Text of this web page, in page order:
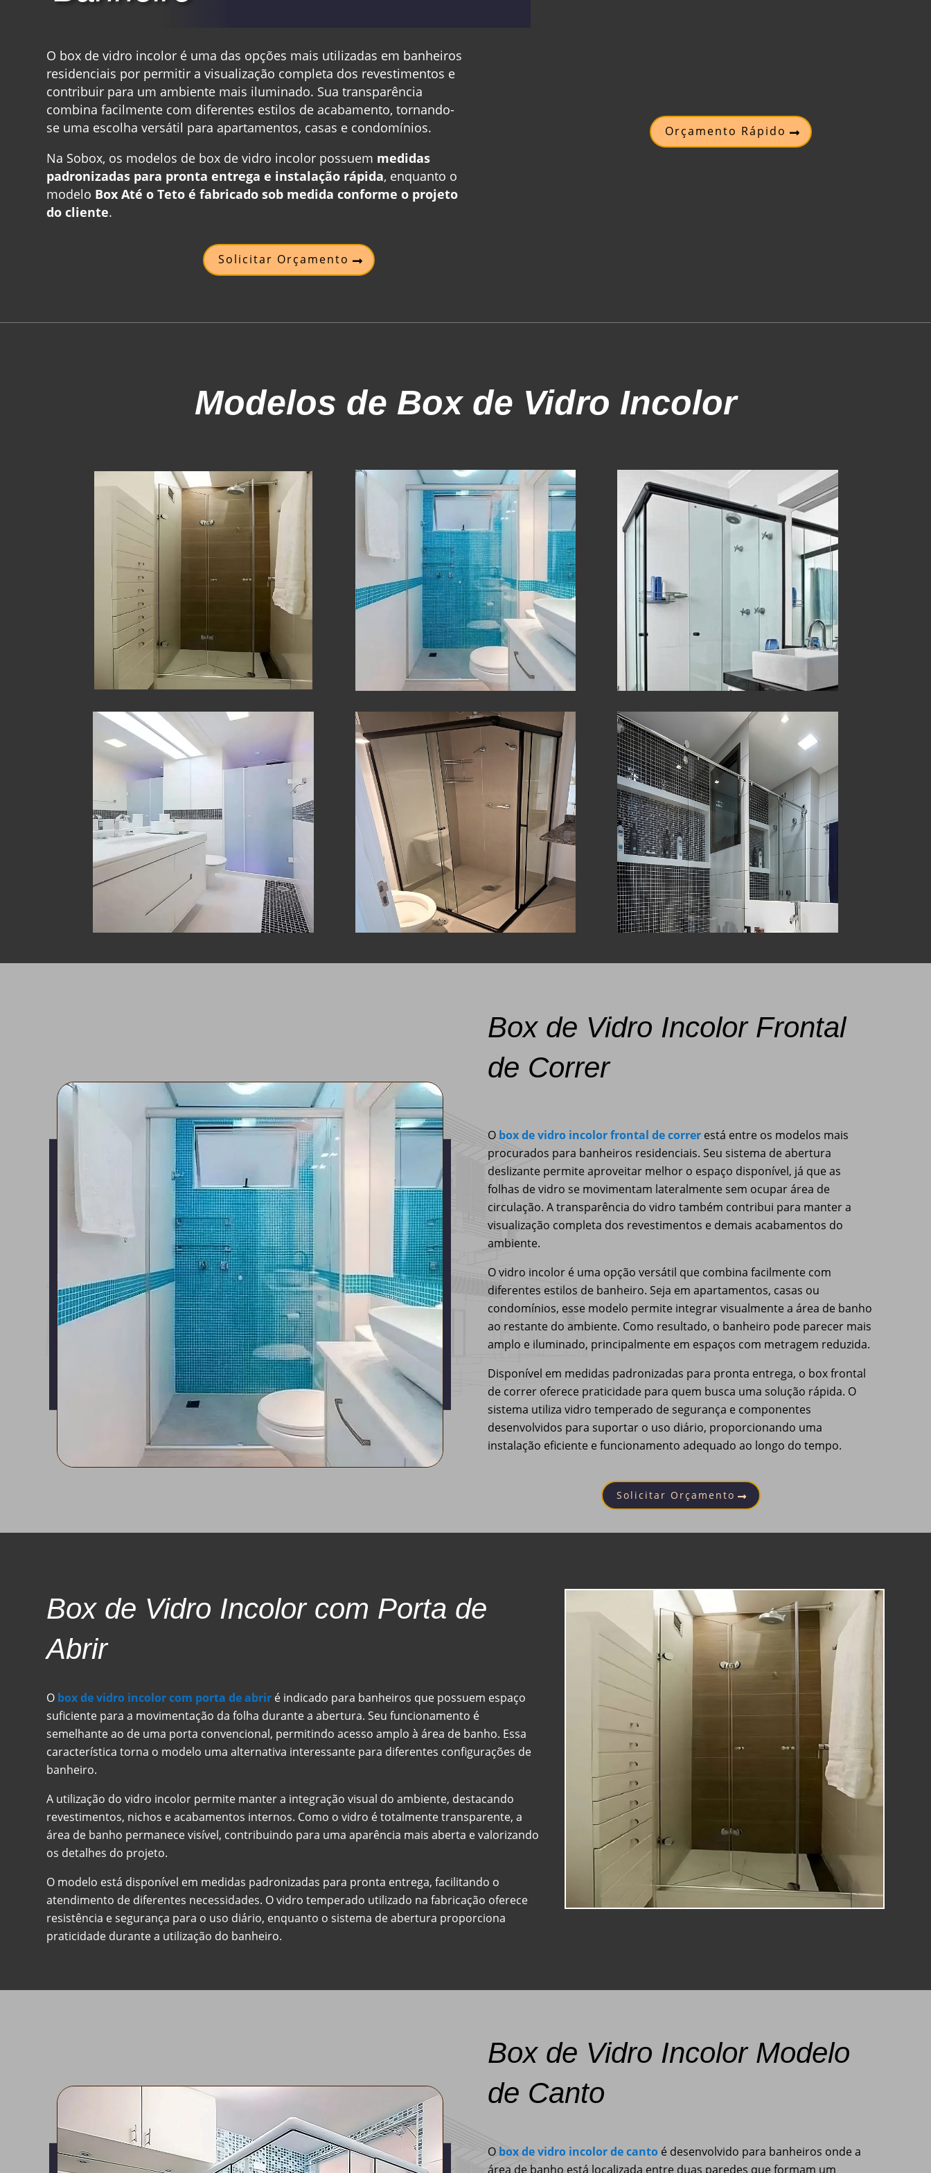
O box de vidro incolor é uma das opções mais utilizadas em banheiros
residenciais por permitir a visualização completa dos revestimentos e
contribuir para um ambiente mais iluminado. Sua transparência
combina facilmente com diferentes estilos de acabamento, tornando-
se uma escolha versátil para apartamentos, casas e condomínios.
Na Sobox, os modelos de box de vidro incolor possuem medidas
padronizadas para pronta entrega e instalação rápida, enquanto o
modelo Box Até o Teto é fabricado sob medida conforme o projeto
do cliente.
Solicitar Orçamento
Orçamento Rápido
Modelos de Box de Vidro Incolor
Box de Vidro Incolor Frontal
de Correr
O box de vidro incolor frontal de correr está entre os modelos mais
procurados para banheiros residenciais. Seu sistema de abertura
deslizante permite aproveitar melhor o espaço disponível, já que as
folhas de vidro se movimentam lateralmente sem ocupar área de
circulação. A transparência do vidro também contribui para manter a
visualização completa dos revestimentos e demais acabamentos do
ambiente.
O vidro incolor é uma opção versátil que combina facilmente com
diferentes estilos de banheiro. Seja em apartamentos, casas ou
condomínios, esse modelo permite integrar visualmente a área de banho
ao restante do ambiente. Como resultado, o banheiro pode parecer mais
amplo e iluminado, principalmente em espaços com metragem reduzida.
Disponível em medidas padronizadas para pronta entrega, o box frontal
de correr oferece praticidade para quem busca uma solução rápida. O
sistema utiliza vidro temperado de segurança e componentes
desenvolvidos para suportar o uso diário, proporcionando uma
instalação eficiente e funcionamento adequado ao longo do tempo.
Solicitar Orçamento
Box de Vidro Incolor com Porta de
Abrir
O box de vidro incolor com porta de abrir é indicado para banheiros que possuem espaço
suficiente para a movimentação da folha durante a abertura. Seu funcionamento é
semelhante ao de uma porta convencional, permitindo acesso amplo à área de banho. Essa
característica torna o modelo uma alternativa interessante para diferentes configurações de
banheiro.
A utilização do vidro incolor permite manter a integração visual do ambiente, destacando
revestimentos, nichos e acabamentos internos. Como o vidro é totalmente transparente, a
área de banho permanece visível, contribuindo para uma aparência mais aberta e valorizando
os detalhes do projeto.
O modelo está disponível em medidas padronizadas para pronta entrega, facilitando o
atendimento de diferentes necessidades. O vidro temperado utilizado na fabricação oferece
resistência e segurança para o uso diário, enquanto o sistema de abertura proporciona
praticidade durante a utilização do banheiro.
Box de Vidro Incolor Modelo
de Canto
O box de vidro incolor de canto é desenvolvido para banheiros onde a
área de banho está localizada entre duas paredes que formam um